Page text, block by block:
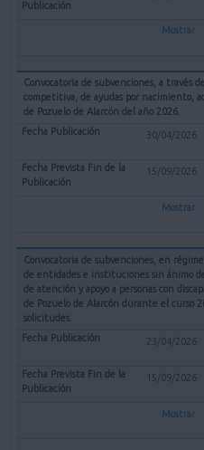
Mostrar
Convocatoria de subvenciones, a través
competitiva, de ayudas por nacimiento,
de Pozuelo de Alarcón del año 2026.
30/04/2026
15/09/2026
Mostrar
Convocatoria de subvenciones, en
de entidades e instituciones sin ánimo
de atención y apoyo a personas con
de Pozuelo de Alarcón durante el curso
solicitudes.
23/04/2026
15/09/2026
Mostrar